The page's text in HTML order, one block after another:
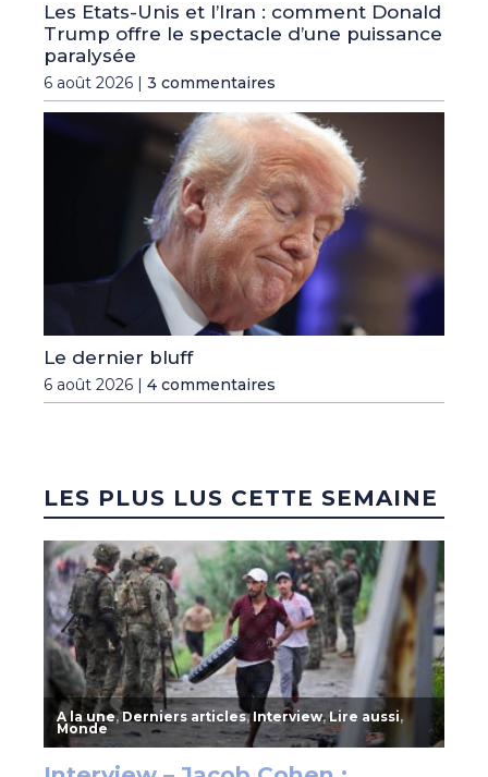
Les Etats-Unis et l’Iran : comment Donald
Trump offre le spectacle d’une puissance
paralysée
6 août 2026 | 3 commentaires
Le dernier bluff
6 août 2026 | 4 commentaires
LES PLUS LUS CETTE SEMAINE